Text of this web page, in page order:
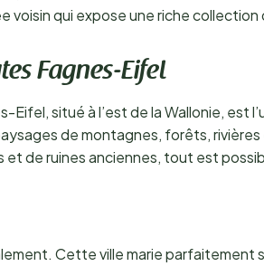
voisin qui expose une riche collection
Fagnes-Eifel
Eifel, situé à l’est de la Wallonie, est
de montagnes, forêts,
de ruines anciennes, tout est
Cette ville marie parfaitement